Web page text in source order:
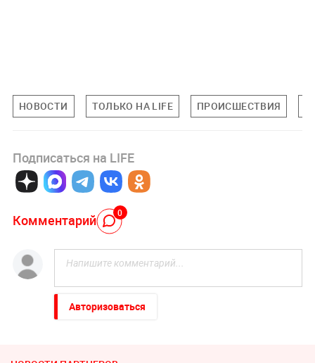
НОВОСТИ ТОЛЬКО НА LIFE ПРОИСШЕСТВИЯ
Подписаться на LIFE
Комментарий 0
Авторизоваться